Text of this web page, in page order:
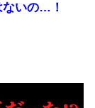
いの…！